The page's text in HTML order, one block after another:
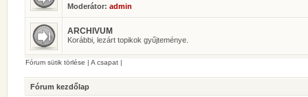
Moderátor: admin
ARCHIVUM
Korábbi, lezárt topikok gyűjteménye.
Fórum sütik törlése | A csapat |
Fórum kezdőlap